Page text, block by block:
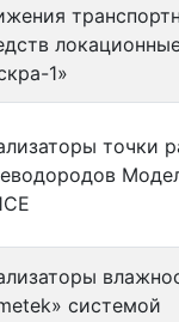
1»
точки
системой